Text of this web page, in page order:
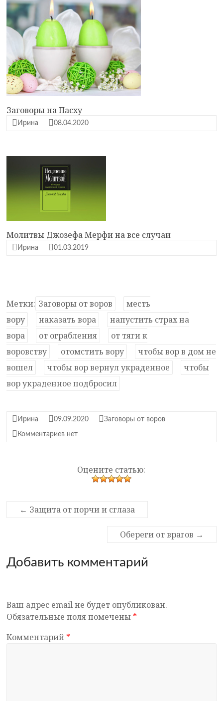
Заговоры на Пасху
Ирина 08.04.2020
Молитвы Джозефа Мерфи на все случаи
Ирина 01.03.2019
Метки: Заговоры от воров
месть
вору
наказать вора
напустить страх на
вора
от ограбления
от тяги к
воровству
отомстить вору
чтобы вор в дом не
вошел
чтобы вор вернул украденное
чтобы
вор украденное подбросил
Ирина 09.09.2020 Заговоры от воров
Комментариев нет
Оцените статью:
← Защита от порчи и сглаза
Обереги от врагов →
Добавить комментарий
Ваш адрес email не будет опубликован.
Обязательные поля помечены *
Комментарий *